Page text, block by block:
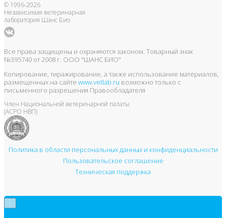
© 1996-2026
Независимая ветеринарная
лаборатория Шанс Био
Все права защищены и охраняются законом. Товарный знак
№395740 от 2008 г. ООО "ШАНС БИО"
Копирование, тиражирование, а также использование материалов,
размещенных на сайте www.vetlab.ru возможно только с
письменного разрешения Правообладателя
Член Национальной ветеринарной палаты
(АСРО НВП)
Политика в области персональных данных и конфиденциальности
Пользовательское соглашение
Техническая поддержка